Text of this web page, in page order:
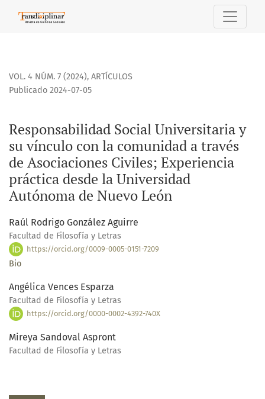
Responsabilidad Social Universitaria y su vínculo con la
VOL. 4 NÚM. 7 (2024), ARTÍCULOS
Responsabilidad Social Universitaria y
su vínculo con la comunidad a través
de Asociaciones Civiles; Experiencia
práctica desde la Universidad
Autónoma de Nuevo León
Publicado 2024-07-05
Raúl Rodrigo González Aguirre
Facultad de Filosofía y Letras
https://orcid.org/0009-0005-0151-7209
Bio
Angélica Vences Esparza
Facultad de Filosofía y Letras
https://orcid.org/0000-0002-4392-740X
Mireya Sandoval Aspront
Facultad de Filosofía y Letras